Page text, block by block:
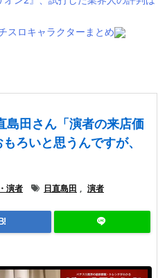
スロキャラクターまとめ
島田さん「演者の来店価
ろいと思うんですが、
演者 日直島田 , 演者